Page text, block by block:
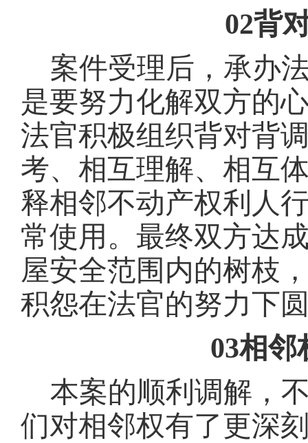
02背
案件受理后，承办
是要努力化解双方的
法官积极组织背对背
考、相互理解、相互
释相邻不动产权利人
常使用。最终双方达
屋安全范围内的树枝
积怨在法官的努力下
03相邻
本案的顺利调解，
们对相邻权有了更深